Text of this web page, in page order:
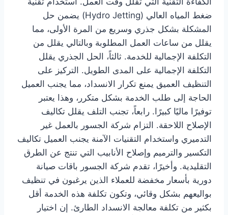
ضغط المياه العالي (Hydro Jetting) يضمن حل
المشكلة بشكل جذري وسريع من المرة الأولى، مما
يقلل من ساعات العمل المطلوبة وبالتالي يقلل من
التكلفة الإجمالية للخدمة. ثالثاً، الحل الجذري يقلل
التكلفة الإجمالية على المدى الطويل. التركيز على
التنظيف العميق يمنع تكرار الانسداد، مما يجنب العميل
الحاجة إلى طلب الخدمة بشكل متكرر، وهذا يعتبر
توفيرًا ماليًا كبيرًا. رابعاً، تجنب التلف يقلل تكاليف
الإصلاح اللاحقة. التزام شركة الجسور بالعمل غير
التدميري واستخدام التقنيات الآمنة يجنب العميل تكاليف
التكسير والترميم وإصلاح الأنابيب التي تنتج عن الطرق
التقليدية. وأخيرًا، تقدم شركة الجسور باقات صيانة
دورية بأسعار مخفضة للعملاء الذين يرغبون في تنظيف
بواليعهم بشكل وقائي، وتكون تكلفة هذه الخدمة أقل
بكثير من تكلفة معالجة الانسداد الطارئ. إن اختيار